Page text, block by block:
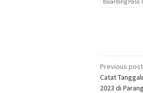
Post
Previous post
Catat
2023 di